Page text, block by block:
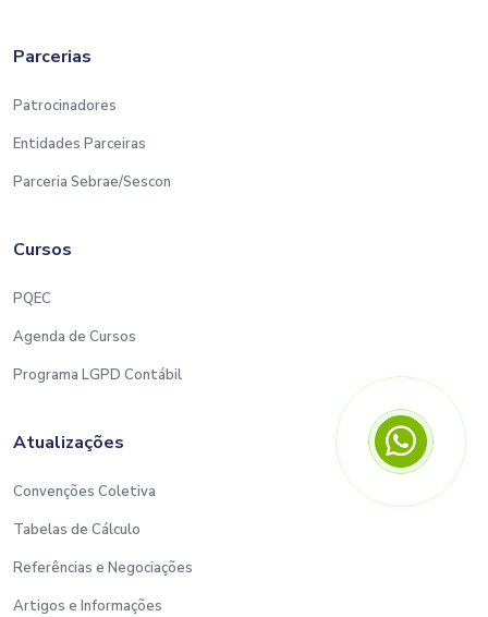
Parcerias
Patrocinadores
Entidades Parceiras
Parceria Sebrae/Sescon
Cursos
PQEC
Agenda de Cursos
Programa LGPD Contábil
Atualizações
Convenções Coletiva
Tabelas de Cálculo
Referências e Negociações
Artigos e Informações